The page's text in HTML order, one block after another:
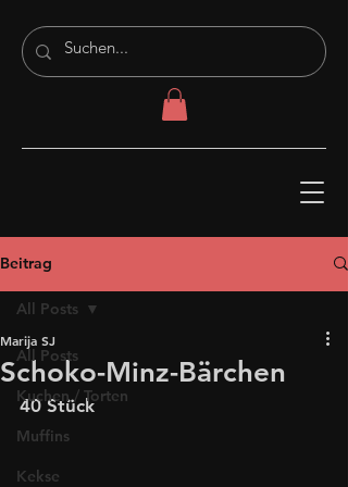
Beitrag
All Posts
Kuchen / Torten
Muffins
Kekse
All Posts
Schoko-Minz-Bärchen
Marija SJ
40 Stück